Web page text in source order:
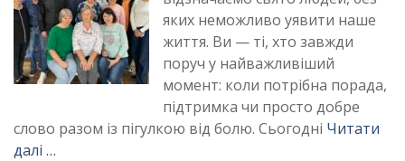
яких неможливо уявити наше
життя. Ви — ті, хто завжди
поруч у найважливіший
момент: коли потрібна порада,
підтримка чи просто добре
слово разом із пігулкою від болю. Сьогодні Читати
далі …